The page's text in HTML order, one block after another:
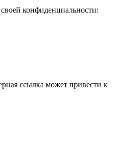
конфиденциальности:
ссылка может привести к